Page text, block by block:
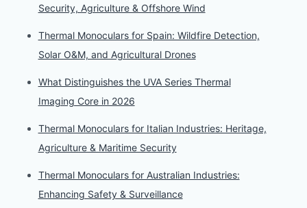
Security, Agriculture & Offshore Wind
Thermal Monoculars for Spain: Wildfire Detection,
Solar O&M, and Agricultural Drones
What Distinguishes the UVA Series Thermal
Imaging Core in 2026
Thermal Monoculars for Italian Industries: Heritage,
Agriculture & Maritime Security
Thermal Monoculars for Australian Industries:
Enhancing Safety & Surveillance